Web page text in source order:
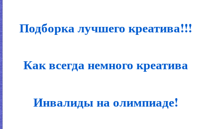
Подборка лучшего креатива!!!
Как всегда немного креатива
Инвалиды на олимпиаде!